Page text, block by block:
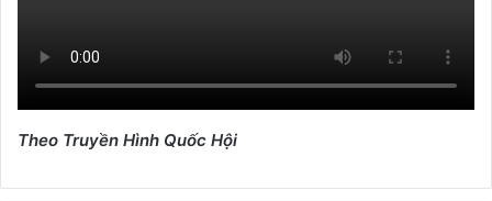
Theo Truyền Hình Quốc Hội